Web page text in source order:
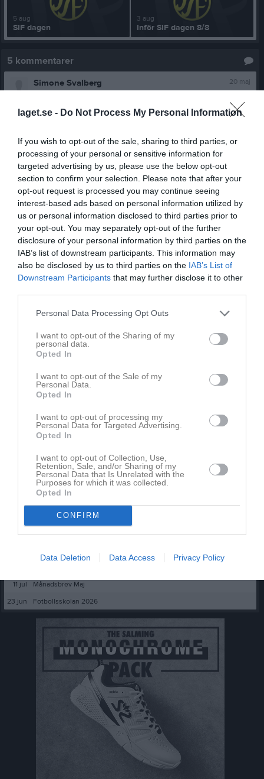
laget.se - Do Not Process My Personal Information
If you wish to opt-out of the sale, sharing to third parties, or
processing of your personal or sensitive information for
targeted advertising by us, please use the below opt-out
section to confirm your selection. Please note that after your
opt-out request is processed you may continue seeing
interest-based ads based on personal information utilized by
us or personal information disclosed to third parties prior to
your opt-out. You may separately opt-out of the further
disclosure of your personal information by third parties on the
IAB’s list of downstream participants. This information may
also be disclosed by us to third parties on the IAB’s List of
Downstream Participants that may further disclose it to other
Personal Data Processing Opt Outs
I want to opt-out of the Sharing of my
personal data.
Opted In
I want to opt-out of the Sale of my
Personal Data.
Opted In
I want to opt-out of processing my
Personal Data for Targeted Advertising.
Opted In
I want to opt-out of Collection, Use,
Retention, Sale, and/or Sharing of my
Personal Data that Is Unrelated with the
Purposes for which it was collected.
Opted In
CONFIRM
Data Deletion Data Access Privacy Policy
5 aug
SIF dagen
3 aug
Inför SIF dagen 8/8
5 kommentarer
20 maj
Simone Svalberg
till mig
🌸
20 maj
Theresia Eriksson
Simone, du har två olika mejl registrerade och det har
skickats till båda dessa. En ser inte korrekt ut och den
andra är en hotmail adress. Du får kolla på din sida och
kontrollera att det är rätt mejl registrerat. Därefter kan jag
testa att skicka ut mejlet igen.
Rapportera
20 maj
Simone Svalberg
Det har jag gjort och min mail är korrekt🌸Det är enbart
hotmail som mina mail kommer på.
Rapportera
Det är skickat till den enligt laget.se. Testat att skickat det
igen enbart till dig nu.
Rapportera
Tack. Nu har jag fått det 👍🙏
Rapportera
Du måste logga in för att kommentera
Logga in
Nyheter från föreningen
11 jul
Månadsbrev Maj
23 jun
Fotbollsskolan 2026